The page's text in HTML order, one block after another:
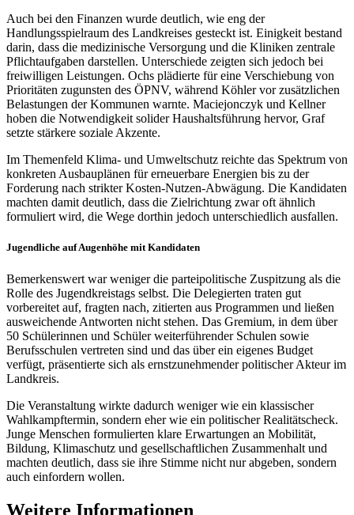
Auch bei den Finanzen wurde deutlich, wie eng der
Handlungsspielraum des Landkreises gesteckt ist. Einigkeit bestand
darin, dass die medizinische Versorgung und die Kliniken zentrale
Pflichtaufgaben darstellen. Unterschiede zeigten sich jedoch bei
freiwilligen Leistungen. Ochs plädierte für eine Verschiebung von
Prioritäten zugunsten des ÖPNV, während Köhler vor zusätzlichen
Belastungen der Kommunen warnte. Maciejonczyk und Kellner
hoben die Notwendigkeit solider Haushaltsführung hervor, Graf
setzte stärkere soziale Akzente.
Im Themenfeld Klima- und Umweltschutz reichte das Spektrum von
konkreten Ausbauplänen für erneuerbare Energien bis zu der
Forderung nach strikter Kosten-Nutzen-Abwägung. Die Kandidaten
machten damit deutlich, dass die Zielrichtung zwar oft ähnlich
formuliert wird, die Wege dorthin jedoch unterschiedlich ausfallen.
Jugendliche auf Augenhöhe mit Kandidaten
Bemerkenswert war weniger die parteipolitische Zuspitzung als die
Rolle des Jugendkreistags selbst. Die Delegierten traten gut
vorbereitet auf, fragten nach, zitierten aus Programmen und ließen
ausweichende Antworten nicht stehen. Das Gremium, in dem über
50 Schülerinnen und Schüler weiterführender Schulen sowie
Berufsschulen vertreten sind und das über ein eigenes Budget
verfügt, präsentierte sich als ernstzunehmender politischer Akteur im
Landkreis.
Die Veranstaltung wirkte dadurch weniger wie ein klassischer
Wahlkampftermin, sondern eher wie ein politischer Realitätscheck.
Junge Menschen formulierten klare Erwartungen an Mobilität,
Bildung, Klimaschutz und gesellschaftlichen Zusammenhalt und
machten deutlich, dass sie ihre Stimme nicht nur abgeben, sondern
auch einfordern wollen.
Weitere Informationen